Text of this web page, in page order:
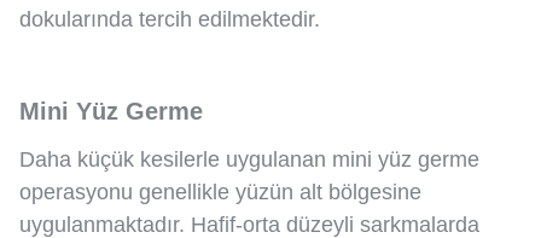
dokularında tercih edilmektedir.
Mini Yüz Germe
Daha küçük kesilerle uygulanan mini yüz germe
operasyonu genellikle yüzün alt bölgesine
uygulanmaktadır. Hafif-orta düzeyli sarkmalarda